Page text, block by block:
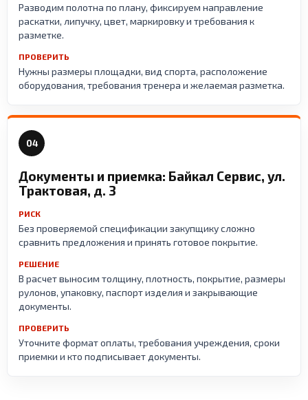
Разводим полотна по плану, фиксируем направление
раскатки, липучку, цвет, маркировку и требования к
разметке.
ПРОВЕРИТЬ
Нужны размеры площадки, вид спорта, расположение
оборудования, требования тренера и желаемая разметка.
04
Документы и приемка: Байкал Сервис, ул.
Трактовая, д. 3
РИСК
Без проверяемой спецификации закупщику сложно
сравнить предложения и принять готовое покрытие.
РЕШЕНИЕ
В расчет выносим толщину, плотность, покрытие, размеры
рулонов, упаковку, паспорт изделия и закрывающие
документы.
ПРОВЕРИТЬ
Уточните формат оплаты, требования учреждения, сроки
приемки и кто подписывает документы.